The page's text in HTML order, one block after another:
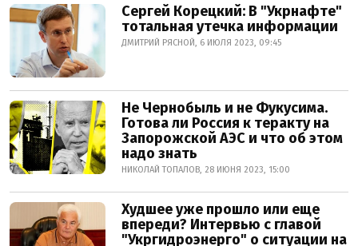
Сергей Корецкий: В "Укрнафте"
тотальная утечка информации
ДМИТРИЙ РЯСНОЙ, 6 ИЮЛЯ 2023, 09:45
Не Чернобыль и не Фукусима.
Готова ли Россия к теракту на
Запорожской АЭС и что об этом
надо знать
НИКОЛАЙ ТОПАЛОВ, 28 ИЮНЯ 2023, 15:00
Худшее уже прошло или еще
впереди? Интервью с главой
"Укргидроэнерго" о ситуации на